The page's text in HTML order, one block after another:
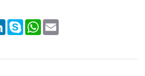
LinkedInSkype WhatsApp